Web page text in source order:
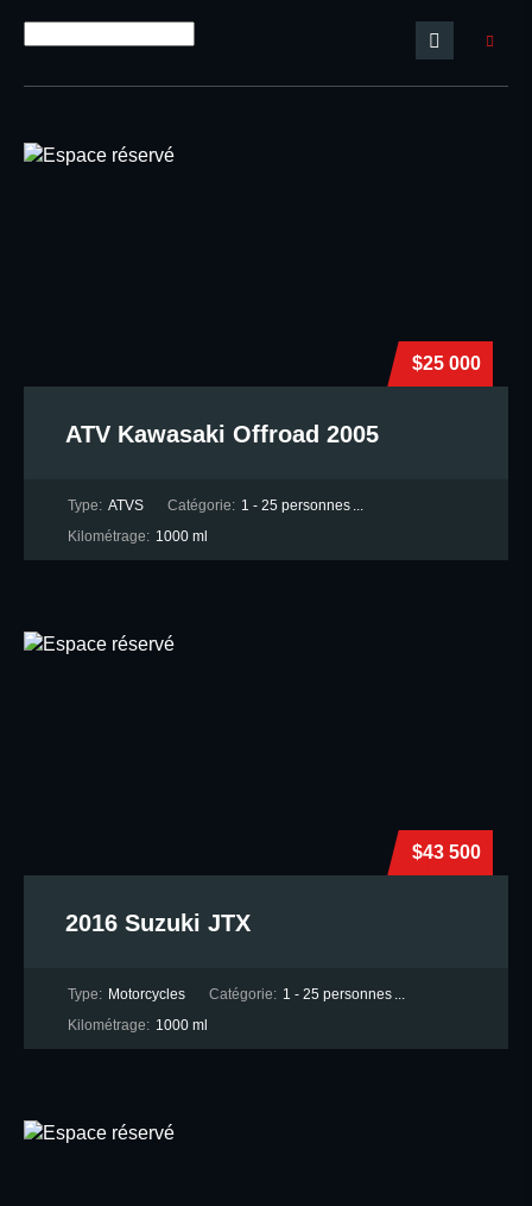
$25 000
ATV Kawasaki Offroad 2005
Type: ATVS Catégorie: 1 - 25 personnes ...
Kilométrage: 1000 ml
$43 500
2016 Suzuki JTX
Type: Motorcycles Catégorie: 1 - 25 personnes ...
Kilométrage: 1000 ml